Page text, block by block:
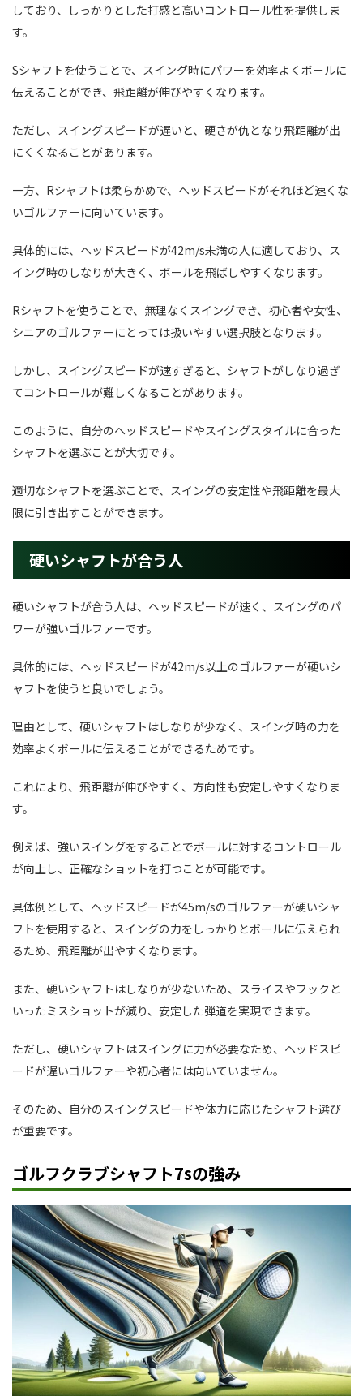
しており、しっかりとした打感と高いコントロール性を提供しま
す。
Sシャフトを使うことで、スイング時にパワーを効率よくボールに
伝えることができ、飛距離が伸びやすくなります。
ただし、スイングスピードが遅いと、硬さが仇となり飛距離が出
にくくなることがあります。
一方、Rシャフトは柔らかめで、ヘッドスピードがそれほど速くな
いゴルファーに向いています。
具体的には、ヘッドスピードが42m/s未満の人に適しており、ス
イング時のしなりが大きく、ボールを飛ばしやすくなります。
Rシャフトを使うことで、無理なくスイングでき、初心者や女性、
シニアのゴルファーにとっては扱いやすい選択肢となります。
しかし、スイングスピードが速すぎると、シャフトがしなり過ぎ
てコントロールが難しくなることがあります。
このように、自分のヘッドスピードやスイングスタイルに合った
シャフトを選ぶことが大切です。
適切なシャフトを選ぶことで、スイングの安定性や飛距離を最大
限に引き出すことができます。
硬いシャフトが合う人
硬いシャフトが合う人は、ヘッドスピードが速く、スイングのパ
ワーが強いゴルファーです。
具体的には、ヘッドスピードが42m/s以上のゴルファーが硬いシ
ャフトを使うと良いでしょう。
理由として、硬いシャフトはしなりが少なく、スイング時の力を
効率よくボールに伝えることができるためです。
これにより、飛距離が伸びやすく、方向性も安定しやすくなりま
す。
例えば、強いスイングをすることでボールに対するコントロール
が向上し、正確なショットを打つことが可能です。
具体例として、ヘッドスピードが45m/sのゴルファーが硬いシャ
フトを使用すると、スイングの力をしっかりとボールに伝えられ
るため、飛距離が出やすくなります。
また、硬いシャフトはしなりが少ないため、スライスやフックと
いったミスショットが減り、安定した弾道を実現できます。
ただし、硬いシャフトはスイングに力が必要なため、ヘッドスピ
ードが遅いゴルファーや初心者には向いていません。
そのため、自分のスイングスピードや体力に応じたシャフト選び
が重要です。
ゴルフクラブシャフト7sの強み